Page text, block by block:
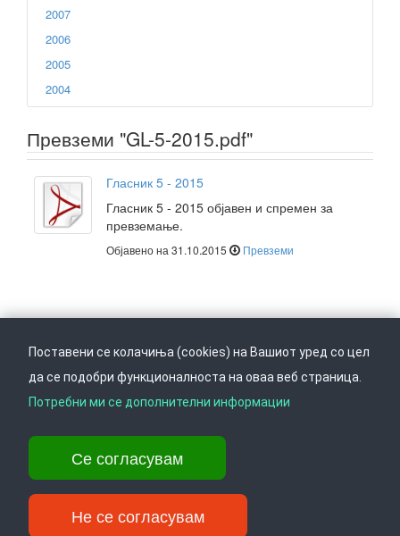
2007
2006
2005
2004
Превземи "GL-5-2015.pdf"
Гласник 5 - 2015
Гласник 5 - 2015 објавен и спремен за
превземање.
Објавено на 31.10.2015 Превземи
Врати се горе Следете не на
Ул. Даме Груев 14, Катна гаража Беко на 1-виот кат, 1000 Скопје,
Тел: +389 2 3103 601 (641), Факс: +389 2 3137 149 |
info@ippo.gov.mk
Поставени се колачиња (cookies) на Вашиот уред со цел
да се подобри функционалноста на оваа веб страница.
Потребни ми се дополнителни информации
Се согласувам
Не се согласувам